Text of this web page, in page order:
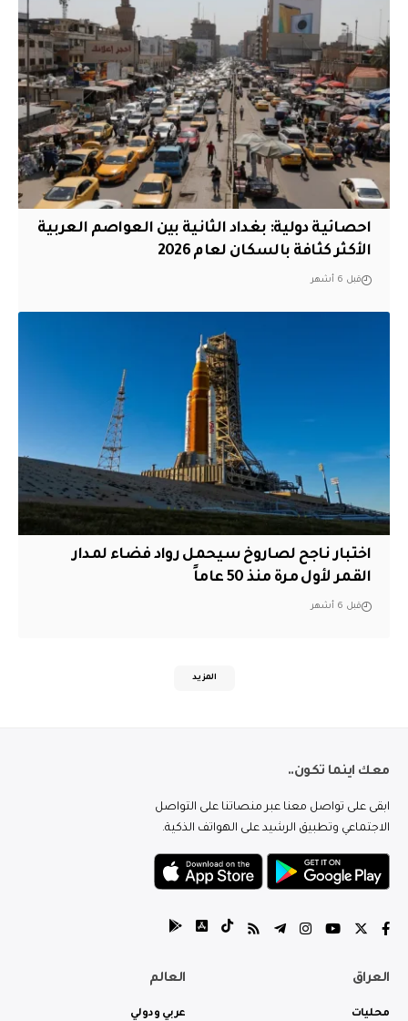
احصائية دولية: بغداد الثانية بين العواصم العربية
الأكثر كثافة بالسكان لعام 2026
قبل 6 أشهر
اختبار ناجح لصاروخ سيحمل رواد فضاء لمدار
القمر لأول مرة منذ 50 عاماً
قبل 6 أشهر
المزيد
معك اينما تكون..
ابقى على تواصل معنا عبر منصاتنا على التواصل
الاجتماعي وتطبيق الرشيد على الهواتف الذكية.
العراق
محليات
العالم
عربي ودولي